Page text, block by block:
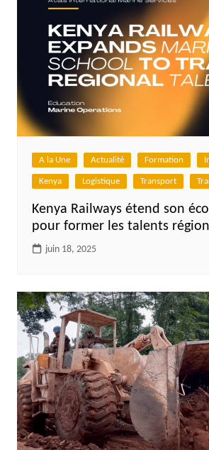
A la Une Actualité Formation
Kenya Logistique Transport
Kenya Railways étend son
pour former les talents
juin 18, 2025